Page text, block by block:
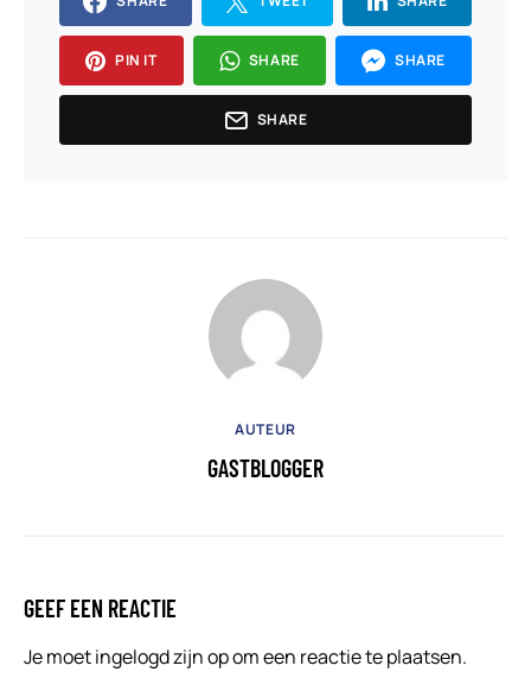
PIN IT SHARE SHARE
SHARE
AUTEUR
GASTBLOGGER
GEEF EEN REACTIE
Je moetingelogd zijn opom een reactie te plaatsen.